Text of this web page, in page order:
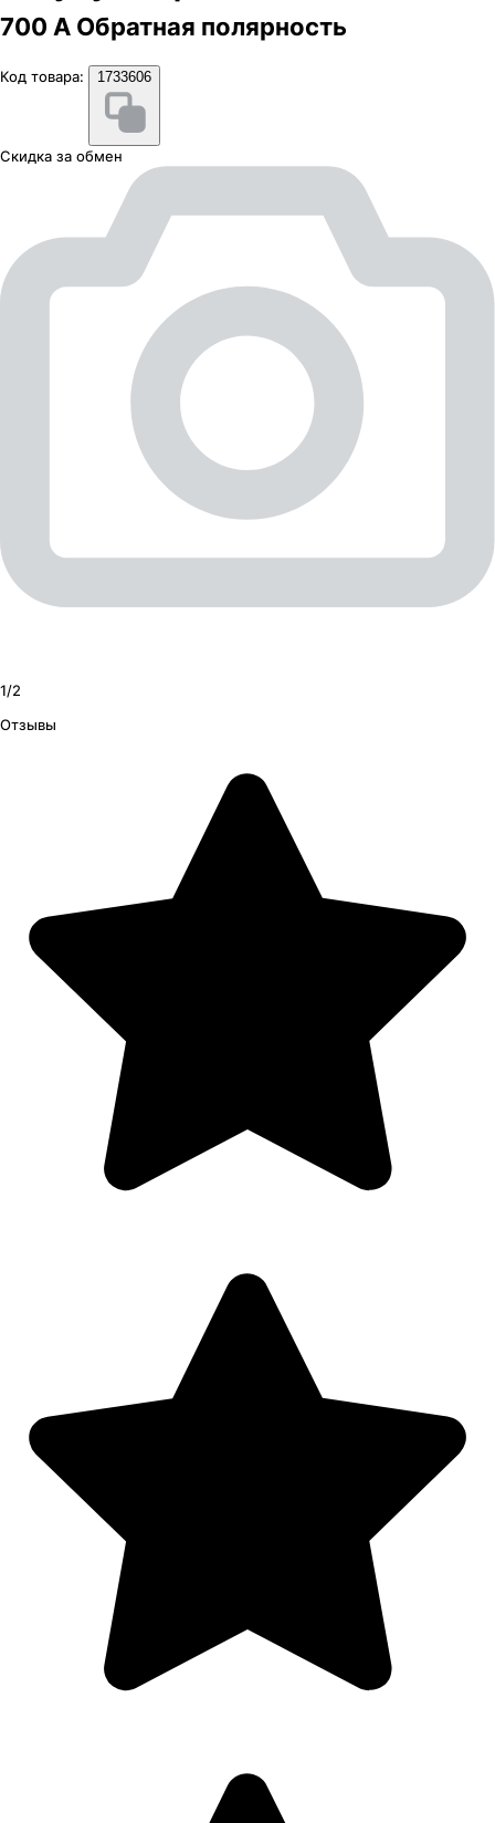
700 А Обратная полярность
Код товара: 1733606
Скидка за обмен
1/2
Отзывы